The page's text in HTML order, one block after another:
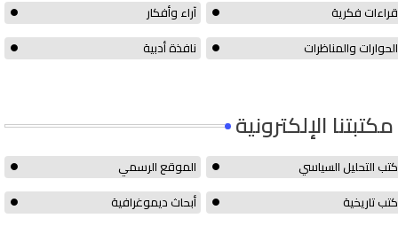
آراء وأفكار
قراءات فكرية
نافذة أدبية
الحوارات والمناظرات
مكتبتنا الإلكترونية
الموقع الرسمي
كتب التحليل السياسي
أبحاث ديموغرافية
كتب تاريخية